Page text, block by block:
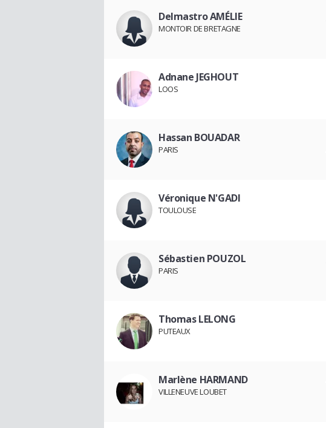
Delmastro AMÉLIE
MONTOIR DE BRETAGNE
Adnane JEGHOUT
LOOS
Hassan BOUADAR
PARIS
Véronique N'GADI
TOULOUSE
Sébastien POUZOL
PARIS
Thomas LELONG
PUTEAUX
Marlène HARMAND
VILLENEUVE LOUBET